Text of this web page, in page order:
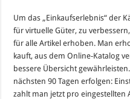
Um das „Einkaufserlebnis“ der
für virtuelle Güter, zu
für alle Artikel erhoben. Man
kauft, aus dem Online-Katalog
bessere Übersicht
nächsten 90 Tagen erfolgen:
zahlt man jetzt pro eingestellten